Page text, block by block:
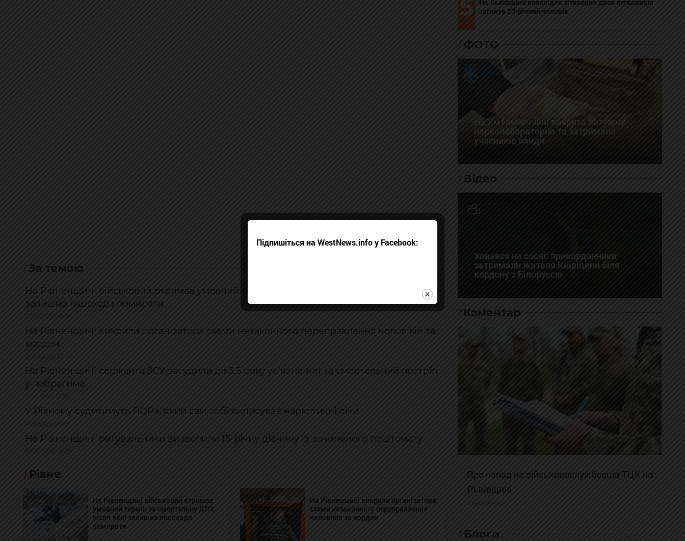
За темою
На Рівненщині військовий отримав умовний термін за смертельну ДТП, після якої
залишив пішохода помирати
На Рівненщині викрили організатора схеми незаконного переправлення чоловіків за
кордон
На Рівненщині сержанта ЗСУ засудили до 3,5 року ув’язнення за смертельний постріл
у побратима
У Рівному судитимуть ЛОРа, який сам собі виписував наркотичні ліки
На Рівненщині рятувальники визволили 15-річну дівчину із зачиненого поштомату
Рівне
На Рівненщині військовий отримав
умовний термін за смертельну ДТП,
після якої залишив пішохода
помирати
На Рівненщині викрили організатора
схеми незаконного переправлення
чоловіків за кордон
5
На Львівщині внаслідок зіткнення двох легковиків
загинув 23-річний чоловік
ФОТО
На Хмельниччині викрито потужну
нарколабораторію та затримано
учасників банди
Відео
Ховався на сосні: прикордонники
затримали жителя Київщини біля
кордону з Білоруссю
Коментар
Про напад на військовослужбовців ТЦК на
Львівщині
Блоги
Підпишіться на WestNews.info у Facebook: